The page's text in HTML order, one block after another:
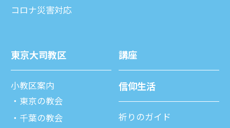
コロナ災害対応
東京⼤司教区
⼩教区案内
東京の教会
千葉の教会
講座
信仰⽣活
祈りのガイド